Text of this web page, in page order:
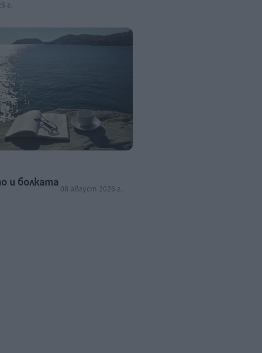
г.
и болката08 август 2026 г.